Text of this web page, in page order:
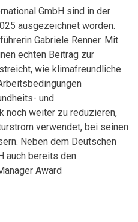
GmbH sind in der
ausgezeichnet worden.
Gabriele Renner. Mit
echten Beitrag zur
wie klimafreundliche
und
noch weiter zu reduzieren,
verwendet, bei seinen
Neben dem Deutschen
auch bereits den
Award